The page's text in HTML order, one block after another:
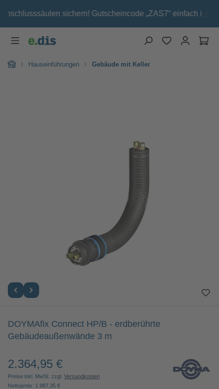
Zum Hauptinhalt springen
sichern! Gutscheincode „ZAS7“ einfach im
HomeHauseinführungen Gebäude mit Keller
DOYMAfix Connect HP/B - erdberührte
Gebäudeaußenwände 3 m
Regulärer Preis:
2.364,95 €
Preise inkl. MwSt. zzgl. Versandkosten
Nettopreis: 1.987,35 €